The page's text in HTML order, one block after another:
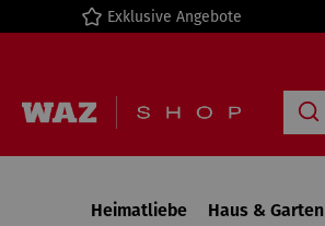
Zur Hauptnavigation springen
Exklusive Angebote
Heimatliebe Haus & Garten